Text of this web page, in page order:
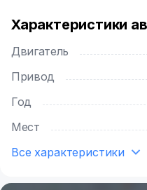
Характеристики
Двигатель
Привод
Год
Мест
Все характеристики